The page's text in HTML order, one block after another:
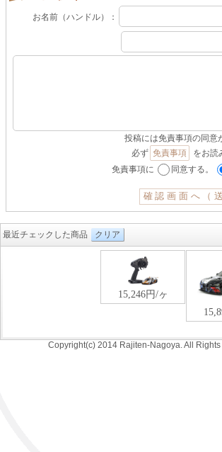
お名前（ハンドル）：
投稿には免責事項の同意
必ず 免責事項
をお読
免責事項に
同意する。
最近チェックした商品 クリア
Copyright(c) 2014 Rajiten-Nagoya. All